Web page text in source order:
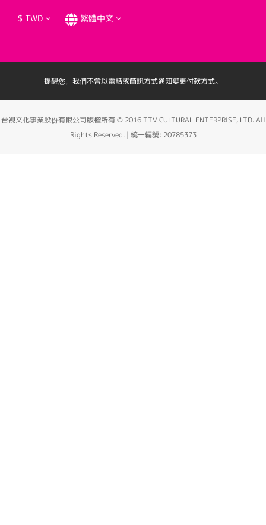
$ TWD 繁體中文
提醒您，我們不會以電話或簡訊方式通知變更付款方式。
台視文化事業股份有限公司版權所有 © 2016 TTV CULTURAL ENTERPRISE, LTD. All
Rights Reserved. | 統一編號: 20785373